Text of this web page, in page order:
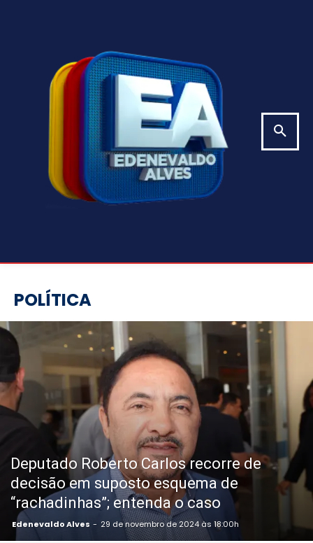
POLÍTICA
Deputado Roberto Carlos recorre de
decisão em suposto esquema de
“rachadinhas”; entenda o caso
Edenevaldo Alves - 29 de novembro de 2024 às 18:00h